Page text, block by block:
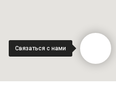
Связаться с нами